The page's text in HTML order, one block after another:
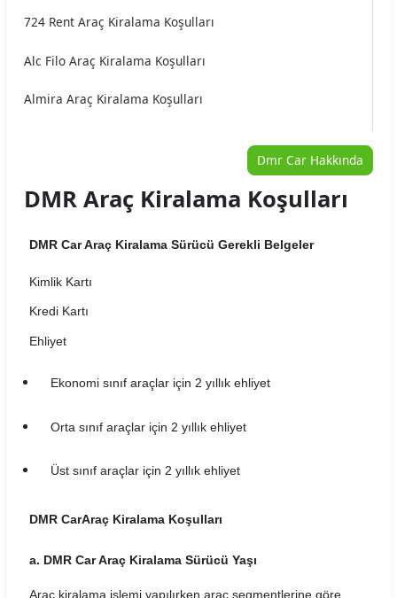
724 Rent Araç Kiralama Koşulları
Alc Filo Araç Kiralama Koşulları
Almira Araç Kiralama Koşulları
Auto Home Araç Kiralama Koşulları
Autojet Araç Kiralama Koşulları
Autoland Araç Kiralama Koşulları
Carvento Araç Kiralama Koşulları
CarwinGo Araç Kiralama Koşulları
Cizgi Araç Kiralama Koşulları
Dmr Car Hakkında
DMR Araç Kiralama Koşulları
DMR Car Araç Kiralama Sürücü Gerekli Belgeler
Kimlik Kartı
Kredi Kartı
Ehliyet
Ekonomi sınıf araçlar için 2 yıllık ehliyet
Orta sınıf araçlar için 2 yıllık ehliyet
Üst sınıf araçlar için 2 yıllık ehliyet
DMR CarAraç Kiralama Koşulları
a. DMR Car Araç Kiralama Sürücü Yaşı
Araç kiralama işlemi yapılırken araç segmentlerine göre